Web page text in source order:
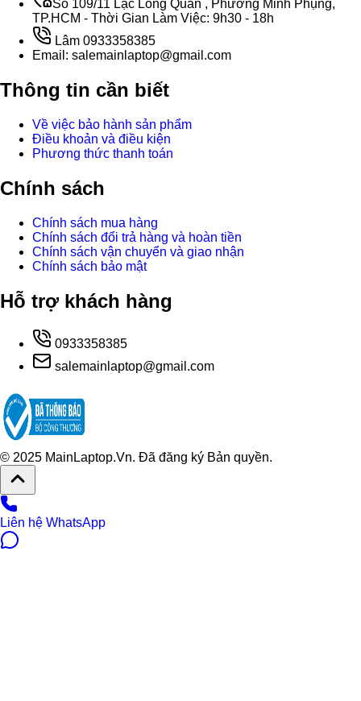
Số 109/11 Lạc Long Quân , Phường Minh Phụng,
TP.HCM - Thời Gian Làm Việc: 9h30 - 18h
Lâm 0933358385
Email: salemainlaptop@gmail.com
Thông tin cần biết
Về việc bảo hành sản phẩm
Điều khoản và điều kiện
Phương thức thanh toán
Chính sách
Chính sách mua hàng
Chính sách đổi trả hàng và hoàn tiền
Chính sách vận chuyển và giao nhận
Chính sách bảo mật
Hỗ trợ khách hàng
0933358385
salemainlaptop@gmail.com
© 2025 MainLaptop.Vn. Đã đăng ký Bản quyền.
Liên hệ WhatsApp